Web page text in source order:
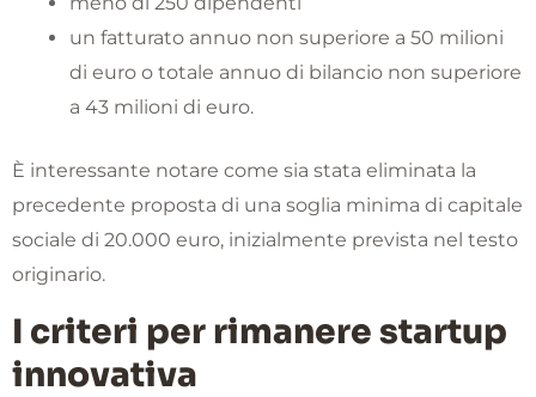
un fatturato annuo non superiore a 50 milioni
di euro o totale annuo di bilancio non superiore
a 43 milioni di euro.
È interessante notare come sia stata eliminata la
precedente proposta di una soglia minima di capitale
sociale di 20.000 euro, inizialmente prevista nel testo
originario.
I criteri per rimanere startup
innovativa